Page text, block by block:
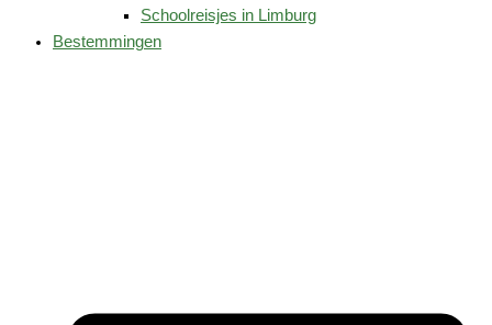
Schoolreisjes in Limburg
Bestemmingen